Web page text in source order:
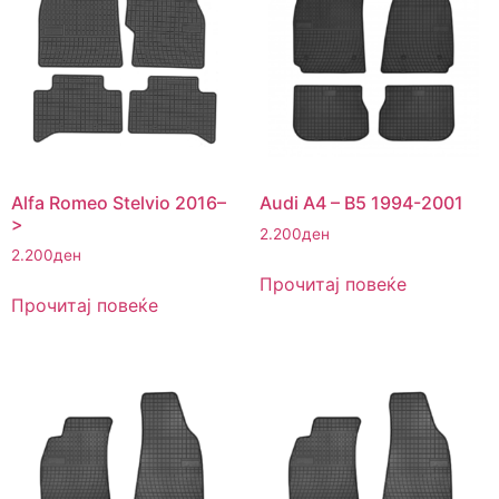
Alfa Romeo Stelvio 2016–
>
2.200ден
Прочитај повеќе
Audi A4 – B5 1994-2001
2.200ден
Прочитај повеќе